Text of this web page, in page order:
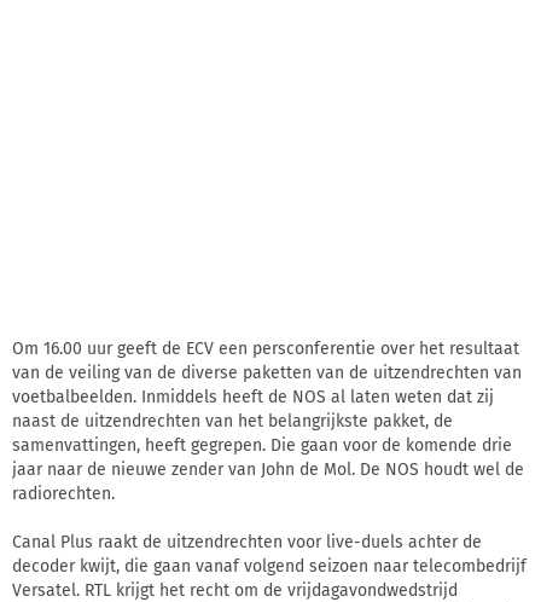
Om 16.00 uur geeft de ECV een persconferentie over het resultaat
van de veiling van de diverse paketten van de uitzendrechten van
voetbalbeelden. Inmiddels heeft de NOS al laten weten dat zij
naast de uitzendrechten van het belangrijkste pakket, de
samenvattingen, heeft gegrepen. Die gaan voor de komende drie
jaar naar de nieuwe zender van John de Mol. De NOS houdt wel de
radiorechten.
Canal Plus raakt de uitzendrechten voor live-duels achter de
decoder kwijt, die gaan vanaf volgend seizoen naar telecombedrijf
Versatel. RTL krijgt het recht om de vrijdagavondwedstrijd